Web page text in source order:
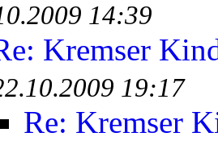
14:39
Kremser
19:17
Re: Kremser